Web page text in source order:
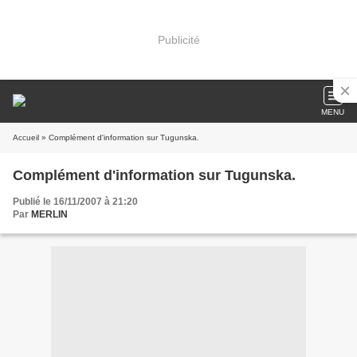
Publicité
MENU
Accueil » Complément d'information sur Tugunska.
Complément d'information sur Tugunska.
Publié le 16/11/2007 à 21:20
Par MERLIN